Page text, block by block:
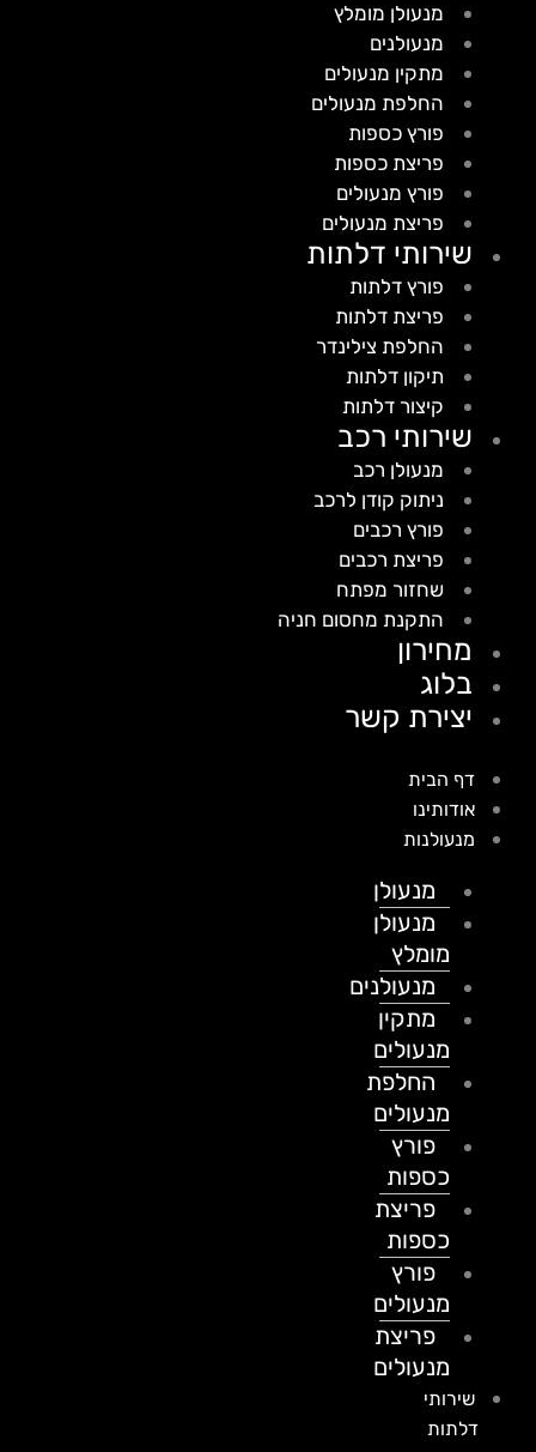
מנעולן מומלץ
מנעולנים
מתקין מנעולים
החלפת מנעולים
פורץ כספות
פריצת כספות
פורץ מנעולים
פריצת מנעולים
שירותי דלתות
פורץ דלתות
פריצת דלתות
החלפת צילינדר
תיקון דלתות
קיצור דלתות
שירותי רכב
מנעולן רכב
ניתוק קודן לרכב
פורץ רכבים
פריצת רכבים
שחזור מפתח
התקנת מחסום חניה
מחירון
בלוג
יצירת קשר
דף הבית
אודותינו
מנעולנות
מנעולן
מנעולן
מומלץ
מנעולנים
מתקין
מנעולים
החלפת
מנעולים
פורץ
כספות
פריצת
כספות
פורץ
מנעולים
פריצת
מנעולים
שירותי
דלתות